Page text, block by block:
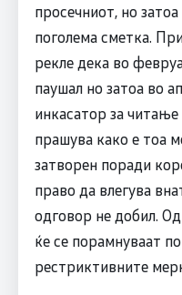
просечниот, но
поголема сметка.
рекле дека во
паушал но затоа во
инкасатор за
прашува како е тоа
затворен поради
право да влегува
одговор не добил.
ќе се порамнуваат
рестриктивните